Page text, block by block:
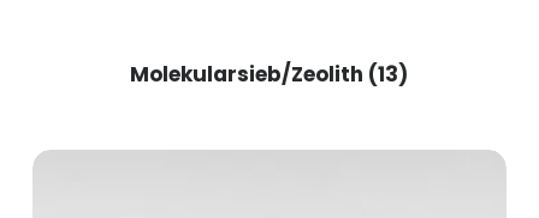
Molekularsieb/Zeolith (13)